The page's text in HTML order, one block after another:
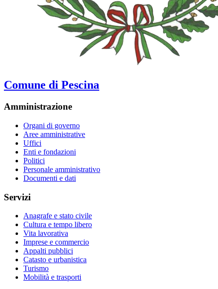
Comune di Pescina
Amministrazione
Organi di governo
Aree amministrative
Uffici
Enti e fondazioni
Politici
Personale amministrativo
Documenti e dati
Servizi
Anagrafe e stato civile
Cultura e tempo libero
Vita lavorativa
Imprese e commercio
Appalti pubblici
Catasto e urbanistica
Turismo
Mobilità e trasporti